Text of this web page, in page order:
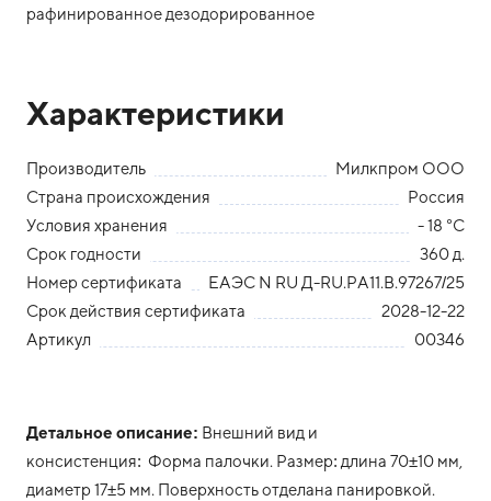
рафинированное дезодорированное
Характеристики
Производитель
Милкпром ООО
Страна происхождения
Россия
Условия хранения
- 18 °С
Срок годности
360 д.
Номер сертификата
ЕАЭС N RU Д-RU.РА11.В.97267/25
Срок действия сертификата
2028-12-22
Артикул
00346
Детальное описание: Внешний вид и
консистенция: Форма палочки. Размер: длина 70±10 мм,
диаметр 17±5 мм. Поверхность отделана панировкой.